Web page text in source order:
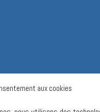
aux cookies